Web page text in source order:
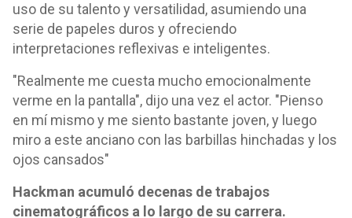
uso de su talento y versatilidad, asumiendo una
serie de papeles duros y ofreciendo
interpretaciones reflexivas e inteligentes.
"Realmente me cuesta mucho emocionalmente
verme en la pantalla", dijo una vez el actor. "Pienso
en mí mismo y me siento bastante joven, y luego
miro a este anciano con las barbillas hinchadas y los
ojos cansados"
Hackman acumuló decenas de trabajos
cinematográficos a lo largo de su carrera.